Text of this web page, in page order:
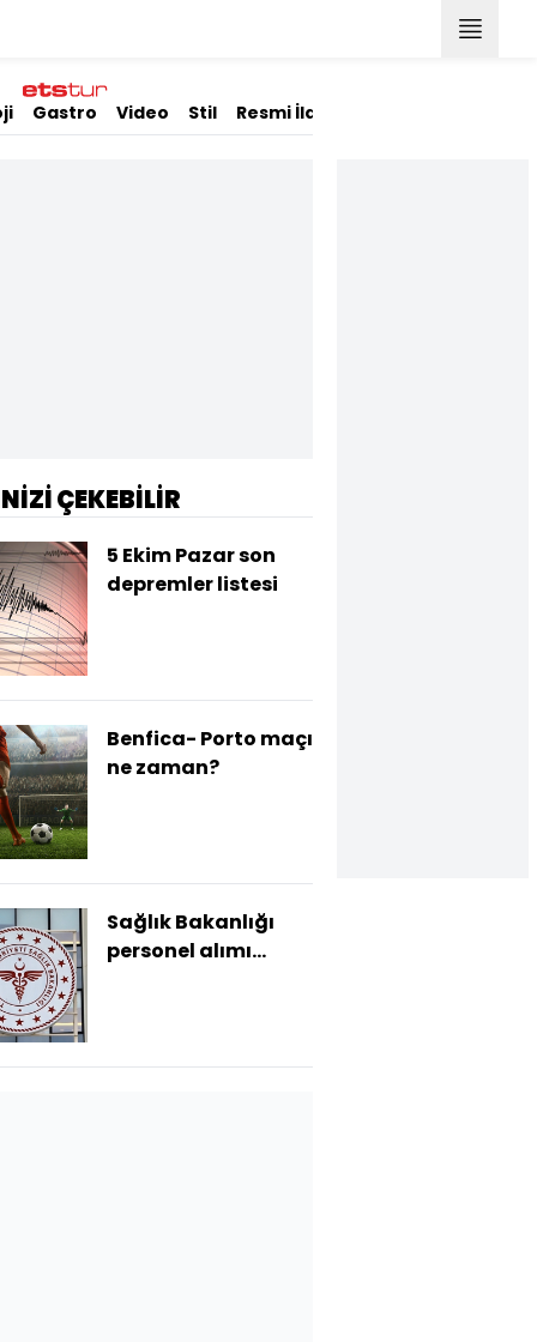
Gastro Video Stil Resmi İlanlar
ÇEKEBİLİR
5 Ekim Pazar son
depremler listesi
Benfica- Porto maçı
ne zaman?
Sağlık Bakanlığı
personel alımı